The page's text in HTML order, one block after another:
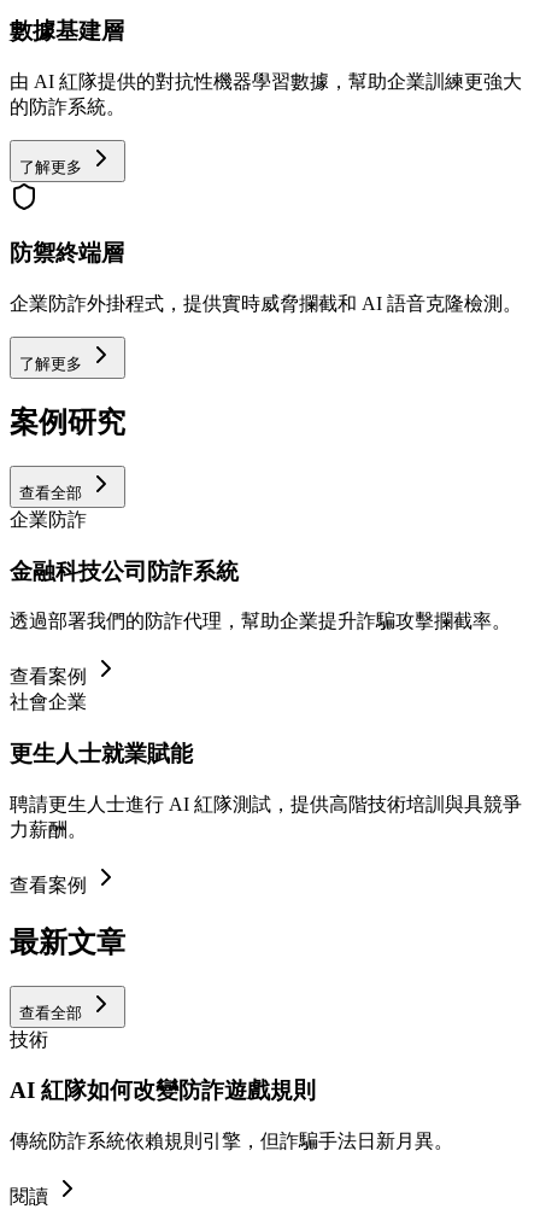
數據基建層
由 AI 紅隊提供的對抗性機器學習數據，幫助企業訓練更強大
的防詐系統。
了解更多
防禦終端層
企業防詐外掛程式，提供實時威脅攔截和 AI 語音克隆檢測。
了解更多
案例研究
查看全部
企業防詐
金融科技公司防詐系統
透過部署我們的防詐代理，幫助企業提升詐騙攻擊攔截率。
查看案例
社會企業
更生人士就業賦能
聘請更生人士進行 AI 紅隊測試，提供高階技術培訓與具競爭
力薪酬。
查看案例
最新文章
查看全部
技術
AI 紅隊如何改變防詐遊戲規則
傳統防詐系統依賴規則引擎，但詐騙手法日新月異。
閱讀